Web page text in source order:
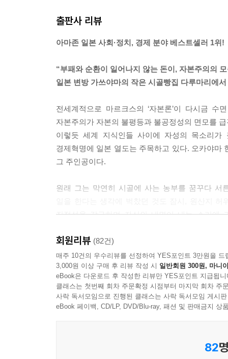
또 없다.
마지막 만찬이 된 다루마리의 빵 중에서
아버지는 이런 말씀을 하셨다.
“세미나 학생들한테 네 가게 얘기를 한 적이 있
하더라. ‘자본주의가 만든 식품은 대부분 허섭스
식을 만든다니 아드님이 만드는 빵에는 가치가 있
너희가 하는 일의 의미를 이해하는 사람들이 있
해야 한다는 것도 깨달았지.
너희가 만드는 빵은 슈퍼마켓이나 편의점을 통해
딪치는 다루마리를 응원하마. 그러니 힘내라.”
것이다. 사람과 균과 작물의 생명이 넉넉하게 자
빵을 굽는 우리는 시골 변방에서 일어나는 조용한
---본문 중에서
출판사 리뷰
아마존 일본 사회·정치, 경제 분야 베스트셀러 1위!
“부패와 순환이 일어나지 않는 돈이, 자본주의의
일본 변방 가쓰야마의 작은 시골빵집 다루마리에
전세계적으로 마르크스의 ‘자본론’이 다시금
자본주의가 자본의 불평등과 불공정성의 면모를
이렇듯 세계 지식인들 사이에 자성의 목소리
경제혁명에 일본 열도는 주목하고 있다. 오카야마
그 주인공이다.
원래 그는 막연히 시골에 사는 농부를 꿈꾸다 서
진정성을 갈구하며 자신의 내면이 내는 소리에
하지만 자본의 논리에 따라 부정이 판을 치는 세
공방마저 경제 시스템의 한가운데 놓여 있다는
접하면서 어떻게 살 것인가에 대한 그의 삶의
아버지로부터 물려받은 사람의 생명에 대한 책임
기존 사회로부터 벗어나지 않으면서 자신의
현실을 애써 피하며 살고 있는 많은 이들에게
회원리뷰 (82건)
매주 10건의 우수리뷰를 선정하여 YES포인트 3만원을 드
3,000원 이상 구매 후 리뷰 작성 시 일반회원 300원, 마니
eBook은 다운로드 후 작성한 리뷰만 YES포인트 지급됩니
클래스는 첫번째 회차 주문확정 시점부터 마지막 회차 주
사락 독서모임으로 진행된 클래스는 사락 독서모임 게시
eBook 페이백, CD/LP, DVD/Blu-ray, 패션 및 판매금지 상
82